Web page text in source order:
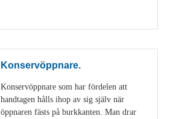
Konservöppnare.
Konservöppnare som har fördelen att
handtagen hålls ihop av sig själv när
öppnaren fästs på burkkanten. Man drar